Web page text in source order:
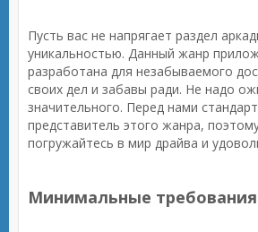
Пусть вас не напрягает раздел
уникальностью. Данный жанр
разработана для незабываемого
своих дел и забавы ради. Не надо
значительного. Перед нами
представитель этого жанра,
погружайтесь в мир драйва и
Минимальные